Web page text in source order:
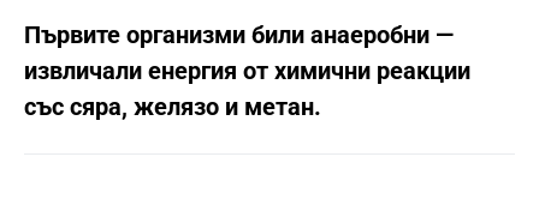
Първите организми били анаеробни —
извличали енергия от химични реакции
със сяра, желязо и метан.